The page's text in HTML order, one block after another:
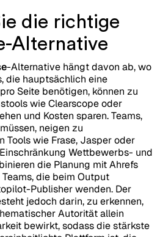
die richtige
Alternative
-Alternative hängt davon ab, wo
die hauptsächlich eine
Seite benötigen, können zu
wie Clearscope oder
und Kosten sparen. Teams,
neigen zu
Tools wie Frase, Jasper oder
Wettbewerbs- und
die Planung mit Ahrefs
die beim Output
Publisher wenden. Der
jedoch darin, zu erkennen,
Autorität allein
bewirkt, sodass die stärkste